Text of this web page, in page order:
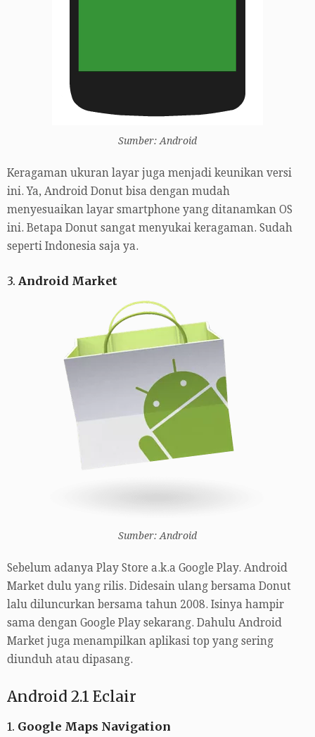
Sumber: Android
Keragaman ukuran layar juga menjadi keunikan versi
ini. Ya, Android Donut bisa dengan mudah
menyesuaikan layar smartphone yang ditanamkan OS
ini. Betapa Donut sangat menyukai keragaman. Sudah
seperti Indonesia saja ya.
3. Android Market
Sumber: Android
Sebelum adanya Play Store a.k.a Google Play. Android
Market dulu yang rilis. Didesain ulang bersama Donut
lalu diluncurkan bersama tahun 2008. Isinya hampir
sama dengan Google Play sekarang. Dahulu Android
Market juga menampilkan aplikasi top yang sering
diunduh atau dipasang.
Android 2.1 Eclair
1. Google Maps Navigation